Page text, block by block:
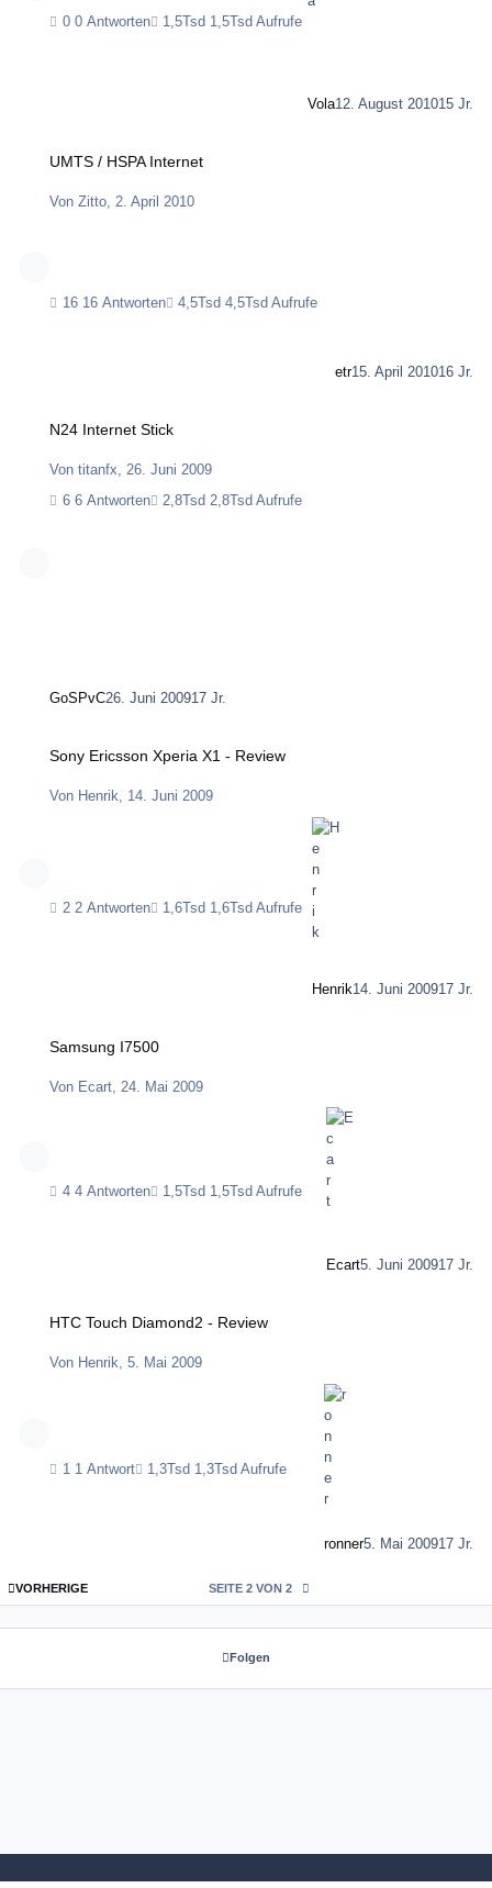
0 Antworten 1,5Tsd Aufrufe
Vola12. August 201015 Jr.
UMTS / HSPA Internet
Von Zitto, 2. April 2010
16 Antworten 4,5Tsd Aufrufe
etr15. April 201016 Jr.
N24 Internet Stick
Von titanfx
26. Juni 2009
6 Antworten
2,8Tsd Aufrufe
GoSPvC26. Juni 200917 Jr.
Sony Ericsson Xperia X1 - Review
Von Henrik, 14. Juni 2009
2 Antworten 1,6Tsd Aufrufe
Henrik14. Juni 200917 Jr.
Samsung I7500
Von Ecart, 24. Mai 2009
4 Antworten 1,5Tsd Aufrufe
Ecart5. Juni 200917 Jr.
HTC Touch Diamond2 - Review
Von Henrik, 5. Mai 2009
1 Antwort 1,3Tsd Aufrufe
ronner5. Mai 200917 Jr.
ERSTE SEITE
VORHERIGE SEITE 2 VON 2
Folgen